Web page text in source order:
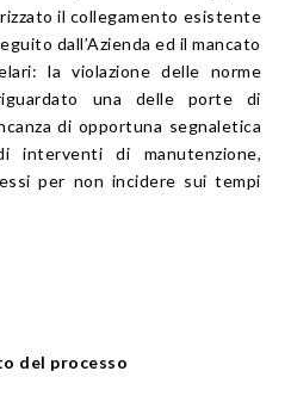
il collegamento esistente
dall’Azienda ed il mancato
la violazione delle norme
una delle porte di
di opportuna segnaletica
interventi di manutenzione,
per non incidere sui tempi
del processo